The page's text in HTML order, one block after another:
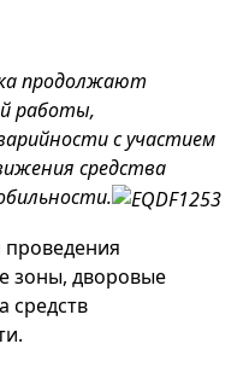
продолжают
работы,
с участием
средства
зоны, дворовые
средств